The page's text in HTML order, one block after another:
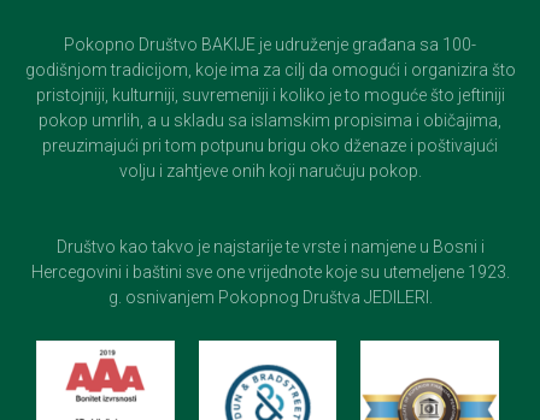
Pokopno Društvo BAKIJE je udruženje građana sa 100-
godišnjom tradicijom, koje ima za cilj da omogući i organizira što
pristojniji, kulturniji, suvremeniji i koliko je to moguće što jeftiniji
pokop umrlih, a u skladu sa islamskim propisima i običajima,
preuzimajući pri tom potpunu brigu oko dženaze i poštivajući
volju i zahtjeve onih koji naručuju pokop.
Društvo kao takvo je najstarije te vrste i namjene u Bosni i
Hercegovini i baštini sve one vrijednote koje su utemeljene 1923.
g. osnivanjem Pokopnog Društva JEDILERI.